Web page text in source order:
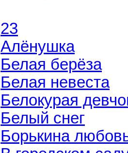
23
Алёнушка
Белая берёза
Белая невеста
Белокурая
Белый снег
Борькина